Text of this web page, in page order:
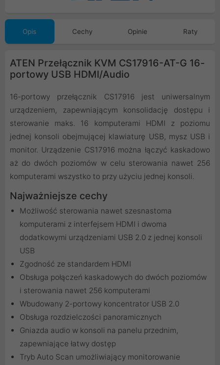
Opis Cechy Opinie Raty
ATEN Przełącznik KVM CS17916-AT-G 16-
portowy USB HDMI/Audio
16-portowy przełącznik CS17916 jest uniwersalnym
urządzeniem, zapewniającym konsolidację dostępu i
sterowanie maks. 16 komputerami HDMI z poziomu
jednej konsoli obejmującej klawiaturę USB, mysz USB i
monitor. Urządzenie CS17916 można łączyć kaskadowo
aż do dwóch poziomów w celu sterowania nawet 256
komputerami wszystko to przy użyciu jednej konsoli.
Najważniejsze cechy
Możliwość sterowania nawet szesnastoma
komputerami z interfejsem HDMI i dwoma
dodatkowymi urządzeniami USB 2.0 z jednej konsoli
USB
Zgodność ze standardem HDMI
Obsługa połączeń kaskadowych do dwóch poziomów
i sterowania nawet 256 komputerami
Wbudowany 2-portowy koncentrator USB 2.0
Obsługa rozdzielczości panoramicznych
Gniazda audio w konsoli na panelu przednim,
zapewniające łatwy dostęp
Tryb Auto Scan umożliwiający monitorowanie